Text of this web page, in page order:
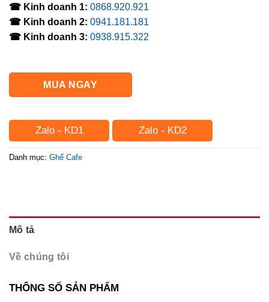
☎ Kinh doanh 1: 0868.920.921
☎ Kinh doanh 2: 0941.181.181
☎ Kinh doanh 3: 0938.915.322
MUA NGAY
Zalo - KD1 Zalo - KD2
Danh mục: Ghế Cafe
Mô tả
Về chúng tôi
THÔNG SỐ SẢN PHẨM